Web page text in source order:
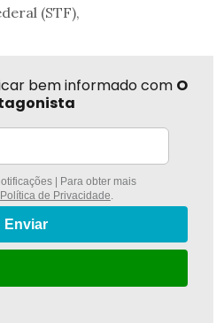
(STF),
bem informado com O
| Para obter mais
Política de Privacidade.
Enviar